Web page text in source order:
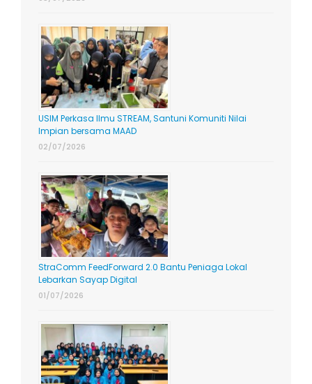
USIM Perkasa Ilmu STREAM, Santuni Komuniti Nilai
Impian bersama MAAD
02/07/2026
StraComm FeedForward 2.0 Bantu Peniaga Lokal
Lebarkan Sayap Digital
01/07/2026